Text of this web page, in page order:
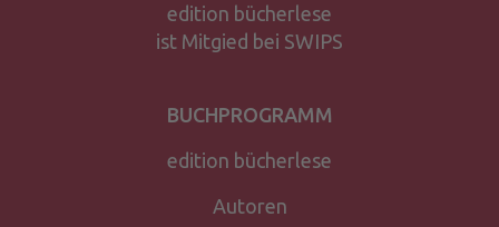
edition bücherlese
ist Mitgied bei SWIPS
BUCHPROGRAMM
edition bücherlese
Autoren